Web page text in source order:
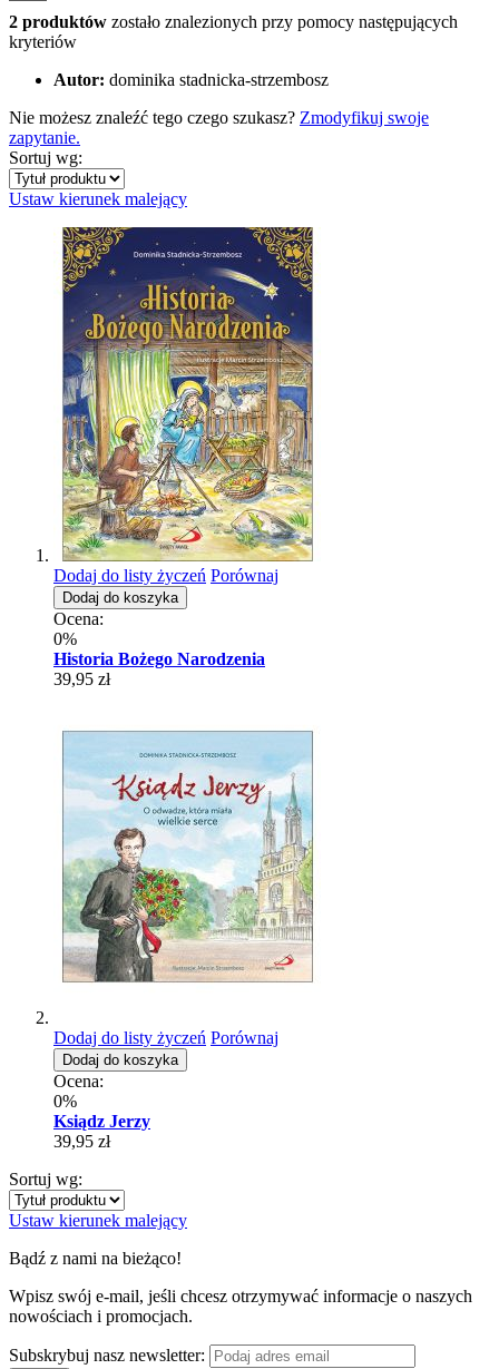
2 produktów zostało znalezionych przy pomocy następujących
kryteriów
Autor: dominika stadnicka-strzembosz
Nie możesz znaleźć tego czego szukasz? Zmodyfikuj swoje
zapytanie.
Sortuj wg:
Ustaw kierunek malejący
Dodaj do listy życzeń Porównaj
Dodaj do koszyka
Ocena:
0%
Historia Bożego Narodzenia
39,95 zł
Dodaj do listy życzeń Porównaj
Dodaj do koszyka
Ocena:
0%
Ksiądz Jerzy
39,95 zł
Sortuj wg:
Ustaw kierunek malejący
Bądź z nami na bieżąco!
Wpisz swój e-mail, jeśli chcesz otrzymywać informacje o naszych
nowościach i promocjach.
Subskrybuj nasz newsletter: